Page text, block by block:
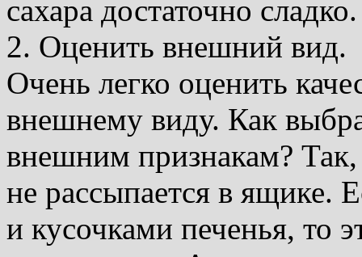
сахара достаточно сладко.
2. Оценить внешний вид.
Очень легко оценить
внешнему виду. Как
внешним признакам?
не рассыпается в ящике.
и кусочками печенья, то